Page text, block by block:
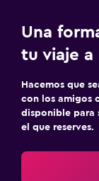
Una
tu viaje a
Hacemos que
con los amigos
disponible para
el que reserves.